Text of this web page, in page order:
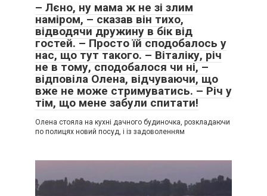
– Лєно, ну мама ж не зі злим
наміром, – сказав він тихо,
відводячи дружину в бік від
гостей. – Просто їй сподобалось у
нас, що тут такого. – Віталіку, річ
не в тому, сподобалося чи ні, –
відповіла Олена, відчуваючи, що
вже не може стримуватись. – Річ у
тім, що мене забули спитати!
Олена стояла на кухні дачного будиночка, розкладаючи
по полицях новий посуд, і із задоволенням